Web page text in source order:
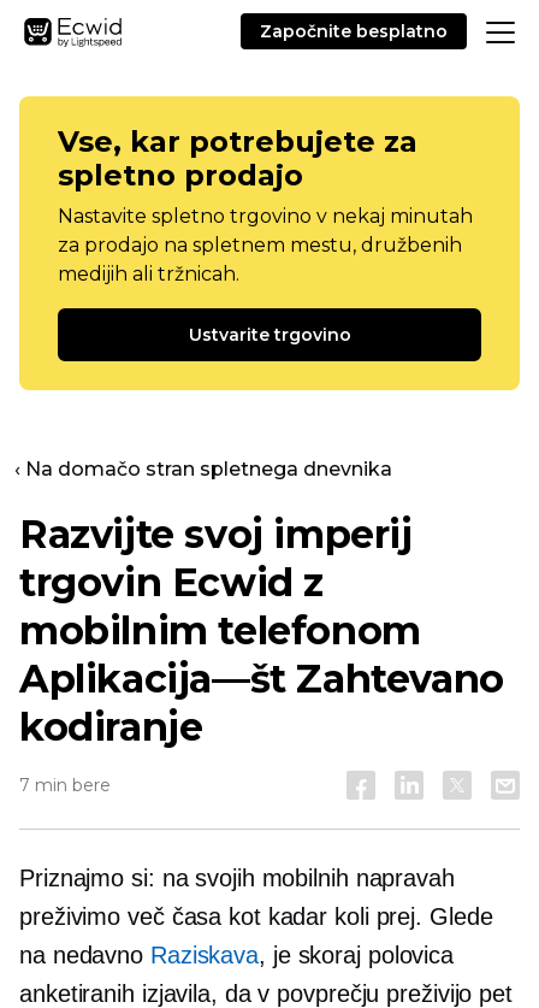
Započnite besplatno
Vse, kar potrebujete za
spletno prodajo
Nastavite spletno trgovino v nekaj minutah
za prodajo na spletnem mestu, družbenih
medijih ali tržnicah.
Ustvarite trgovino
‹ Na domačo stran spletnega dnevnika
Razvijte svoj imperij
trgovin Ecwid z
mobilnim telefonom
Aplikacija—štZahtevano
kodiranje
7 min bere
Priznajmo si: na svojih mobilnih napravah
preživimo več časa kot kadar koli prej. Glede
na nedavno Raziskava, je skoraj polovica
anketiranih izjavila, da v povprečju preživijo pet